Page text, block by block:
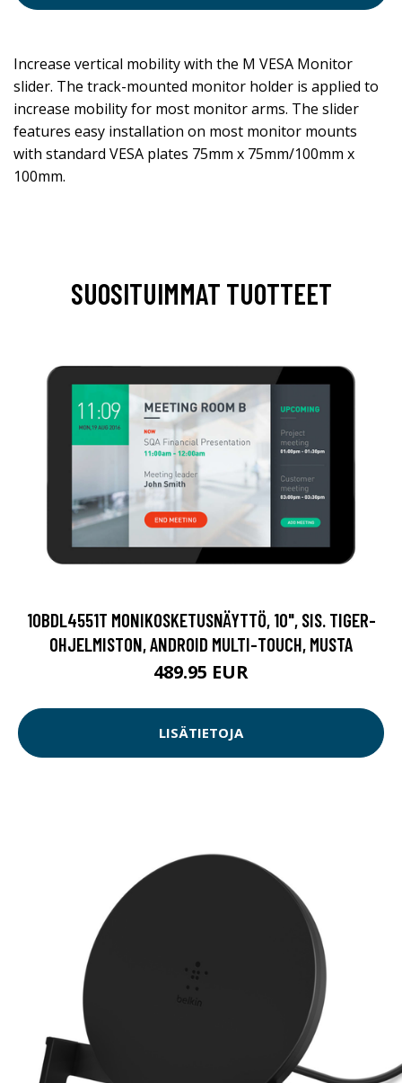
Increase vertical mobility with the M VESA Monitor
slider. The track-mounted monitor holder is applied to
increase mobility for most monitor arms. The slider
features easy installation on most monitor mounts
with standard VESA plates 75mm x 75mm/100mm x
100mm.
SUOSITUIMMAT TUOTTEET
10BDL4551T MONIKOSKETUSNÄYTTÖ, 10", SIS. TIGER-
OHJELMISTON, ANDROID MULTI-TOUCH, MUSTA
489.95 EUR
LISÄTIETOJA